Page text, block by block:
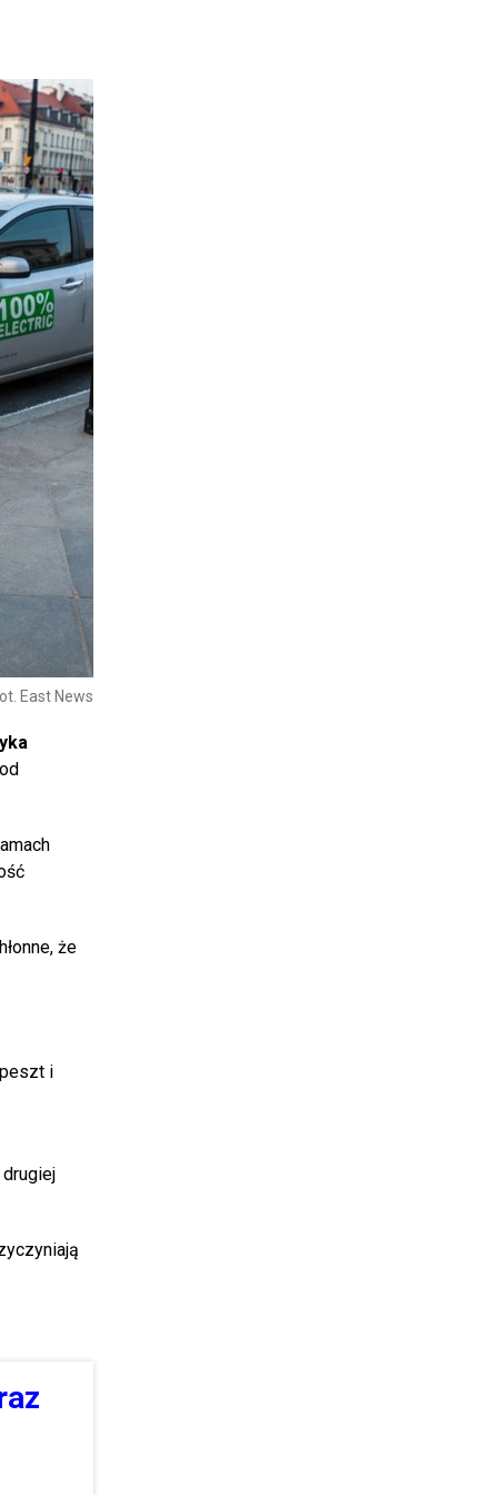
East News
że
i